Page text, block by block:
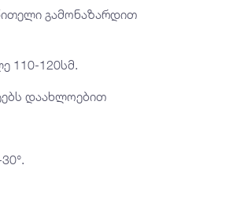
გამონაზარდით
110-120სმ.
დაახლოებით